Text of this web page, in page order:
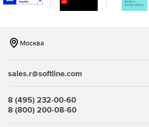
продажи в Интернете с возможностью
преподавателям легко преподавать или
Новое в версии 2020:
Новые цветовые опции, которые
Москва
sales.r@softline.com
8 (495) 232-00-60
8 (800) 200-08-60